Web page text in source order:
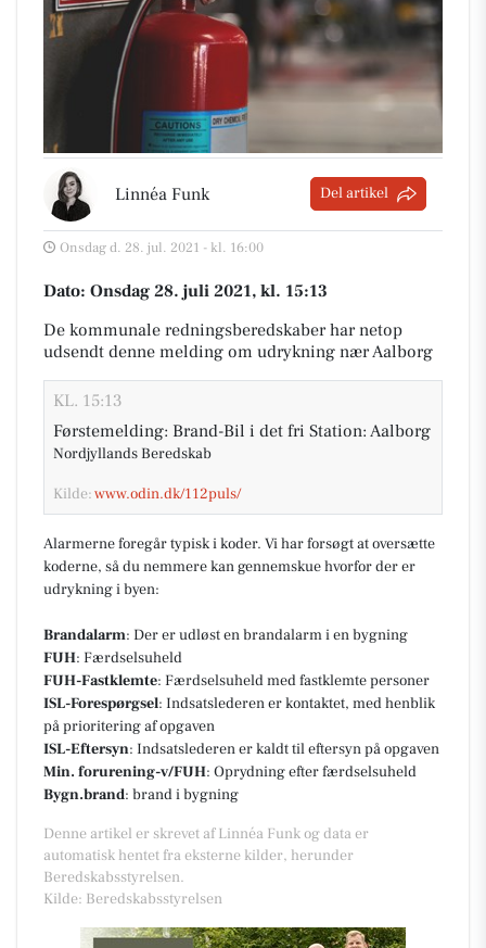
Linnéa Funk Del artikel
Onsdag d. 28. jul. 2021 - kl. 16:00
Dato: Onsdag 28. juli 2021, kl. 15:13
De kommunale redningsberedskaber har netop
udsendt denne melding om udrykning nær Aalborg
KL. 15:13
Førstemelding: Brand-Bil i det fri Station: Aalborg
Nordjyllands Beredskab
Kilde:www.odin.dk/112puls/
Alarmerne foregår typisk i koder. Vi har forsøgt at oversætte
koderne, så du nemmere kan gennemskue hvorfor der er
udrykning i byen:
Brandalarm: Der er udløst en brandalarm i en bygning
FUH: Færdselsuheld
FUH-Fastklemte: Færdselsuheld med fastklemte personer
ISL-Forespørgsel: Indsatslederen er kontaktet, med henblik
på prioritering af opgaven
ISL-Eftersyn: Indsatslederen er kaldt til eftersyn på opgaven
Min. forurening-v/FUH: Oprydning efter færdselsuheld
Bygn.brand: brand i bygning
Denne artikel er skrevet af Linnéa Funk og data er
automatisk hentet fra eksterne kilder, herunder
Beredskabsstyrelsen.
Kilde: Beredskabsstyrelsen